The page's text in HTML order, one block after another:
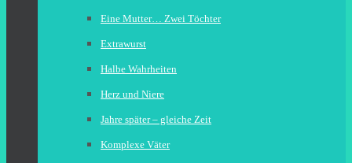
Eine Mutter… Zwei Töchter
Extrawurst
Halbe Wahrheiten
Herz und Niere
Jahre später – gleiche Zeit
Komplexe Väter